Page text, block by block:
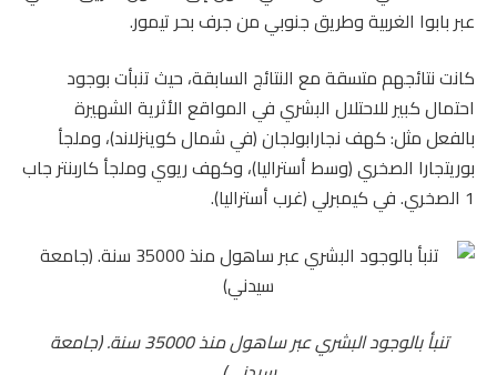
عبر بابوا الغربية وطريق جنوبي من جرف بحر تيمور.
كانت نتائجهم متسقة مع النتائج السابقة، حيث تنبأت بوجود
احتمال كبير للاحتلال البشري في المواقع الأثرية الشهيرة
بالفعل مثل: كهف نجارابولجان (في شمال كوينزلاند)، وملجأ
بوريتجارا الصخري (وسط أستراليا)، وكهف ريوي وملجأ كاربنتر جاب
1 الصخري. في كيمبرلي (غرب أستراليا).
تنبأ بالوجود البشري عبر ساهول منذ 35000 سنة. (
جامعة